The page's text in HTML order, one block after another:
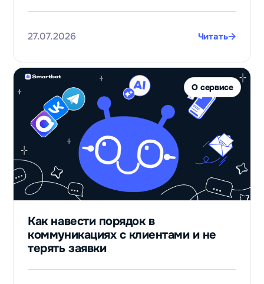
Черников
Финансовый
лидогенератор
Телепорт
в
125
раз
увеличили
выручку
27.07.2026 Читать
О сервисе
Как навести порядок в
коммуникациях с клиентами и не
терять заявки